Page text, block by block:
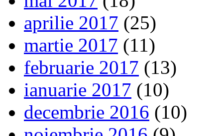
aprilie 2017 (25)
martie 2017 (11)
februarie 2017 (13)
ianuarie 2017 (10)
decembrie 2016 (10)